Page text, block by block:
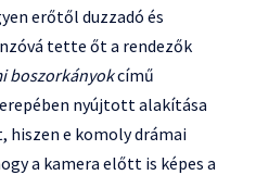
erőtől duzzadó és
tette őt a rendezők
boszorkányokcímű
nyújtott alakítása
hiszen e komoly drámai
a kamera előtt is képes a